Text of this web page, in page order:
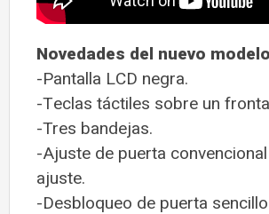
Novedades del nuevo
-Pantalla LCD negra.
-Teclas táctiles sobre un
-Tres bandejas.
-Ajuste de puerta
ajuste.
-Desbloqueo de puerta